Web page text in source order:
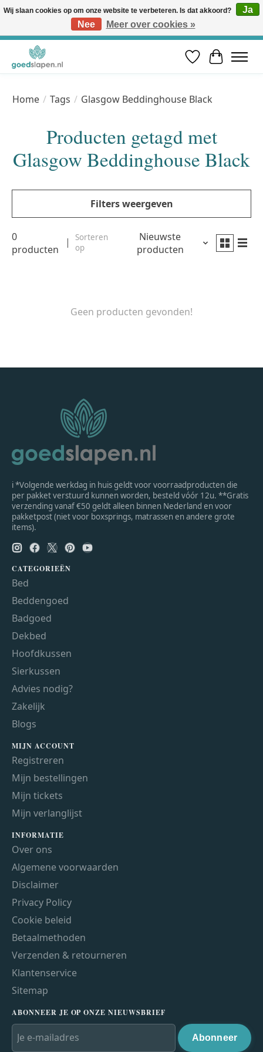
Vóór 12u besteld, volgende werkdag in huis* | Gratis verzending vanaf €50 | Professioneel slaapadvies
Verlanglijst
Home / Tags / Glasgow Beddinghouse Black
Producten getagd met
Glasgow Beddinghouse Black
Filters weergeven
0
producten
Sorteren
op
Nieuwste
producten
Geen producten gevonden!
ℹ *Volgende werkdag in huis geldt voor voorraadproducten die
per pakket verstuurd kunnen worden, besteld vóór 12u. **Gratis
verzending vanaf €50 geldt alleen binnen Nederland en voor
pakketpost (niet voor boxsprings, matrassen en andere grote
items).
CATEGORIEËN
Bed
Beddengoed
Badgoed
Dekbed
Hoofdkussen
Sierkussen
Advies nodig?
Zakelijk
Blogs
MIJN ACCOUNT
Registreren
Mijn bestellingen
Mijn tickets
Mijn verlanglijst
INFORMATIE
Over ons
Algemene voorwaarden
Disclaimer
Privacy Policy
Cookie beleid
Betaalmethoden
Verzenden & retourneren
Klantenservice
Sitemap
ABONNEER JE OP ONZE NIEUWSBRIEF
Abonneer
Wij slaan cookies op om onze website te verbeteren. Is dat akkoord?
Ja
Nee
Meer over cookies »